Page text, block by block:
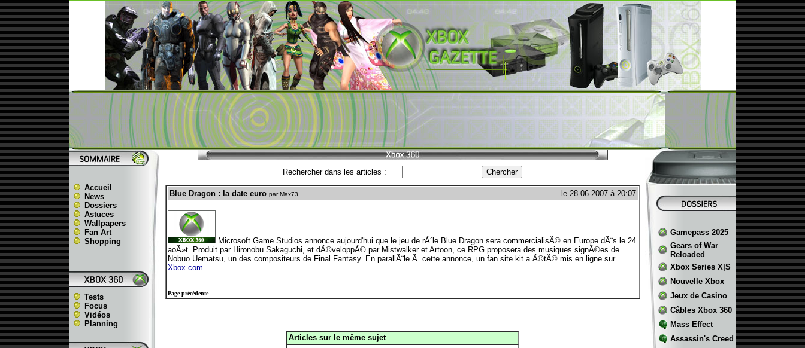
Accueil
News
Dossiers
Astuces
Wallpapers
Fan Art
Shopping
Tests
Focus
Vidéos
Planning
Rechercher dans les articles :
Blue Dragon : la date euro par Max73 le 28-06-2007 à 20:07
Microsoft Game Studios annonce aujourd'hui que le jeu de rÃ´le Blue Dragon sera commercialisÃ© en Europe dÃ¨s le 24
aoÃ»t. Produit par Hironobu Sakaguchi, et dÃ©veloppÃ© par Mistwalker et Artoon, ce RPG proposera des musiques signÃ©es de
Nobuo Uematsu, un des compositeurs de Final Fantasy. En parallÃ¨le Ã cette annonce, un fan site kit a Ã©tÃ© mis en ligne sur
Xbox.com.
Page précédente
Articles sur le même sujet
Gamepass 2025
Gears of War
Reloaded
Xbox Series X|S
Nouvelle Xbox
Jeux de Casino
Câbles Xbox 360
Mass Effect
Assassin's Creed